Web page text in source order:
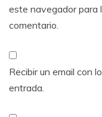
este navegador para
comentario.
Recibir un email con
entrada.